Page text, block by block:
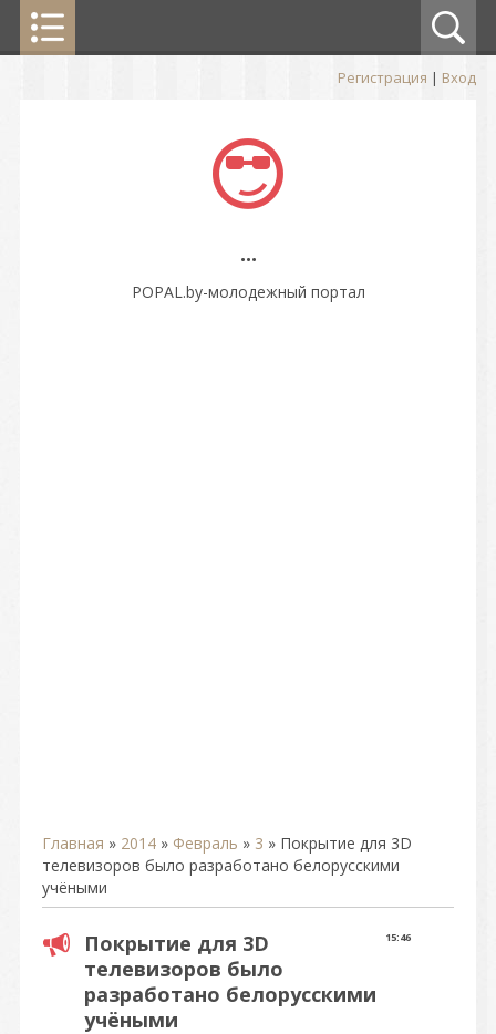
Регистрация | Вход
...
POPAL.by-молодежный портал
Главная » 2014 » Февраль » 3 » Покрытие для 3D
телевизоров было разработано белорусскими
учёными
15:46
Покрытие для 3D
телевизоров было
разработано белорусскими
учёными